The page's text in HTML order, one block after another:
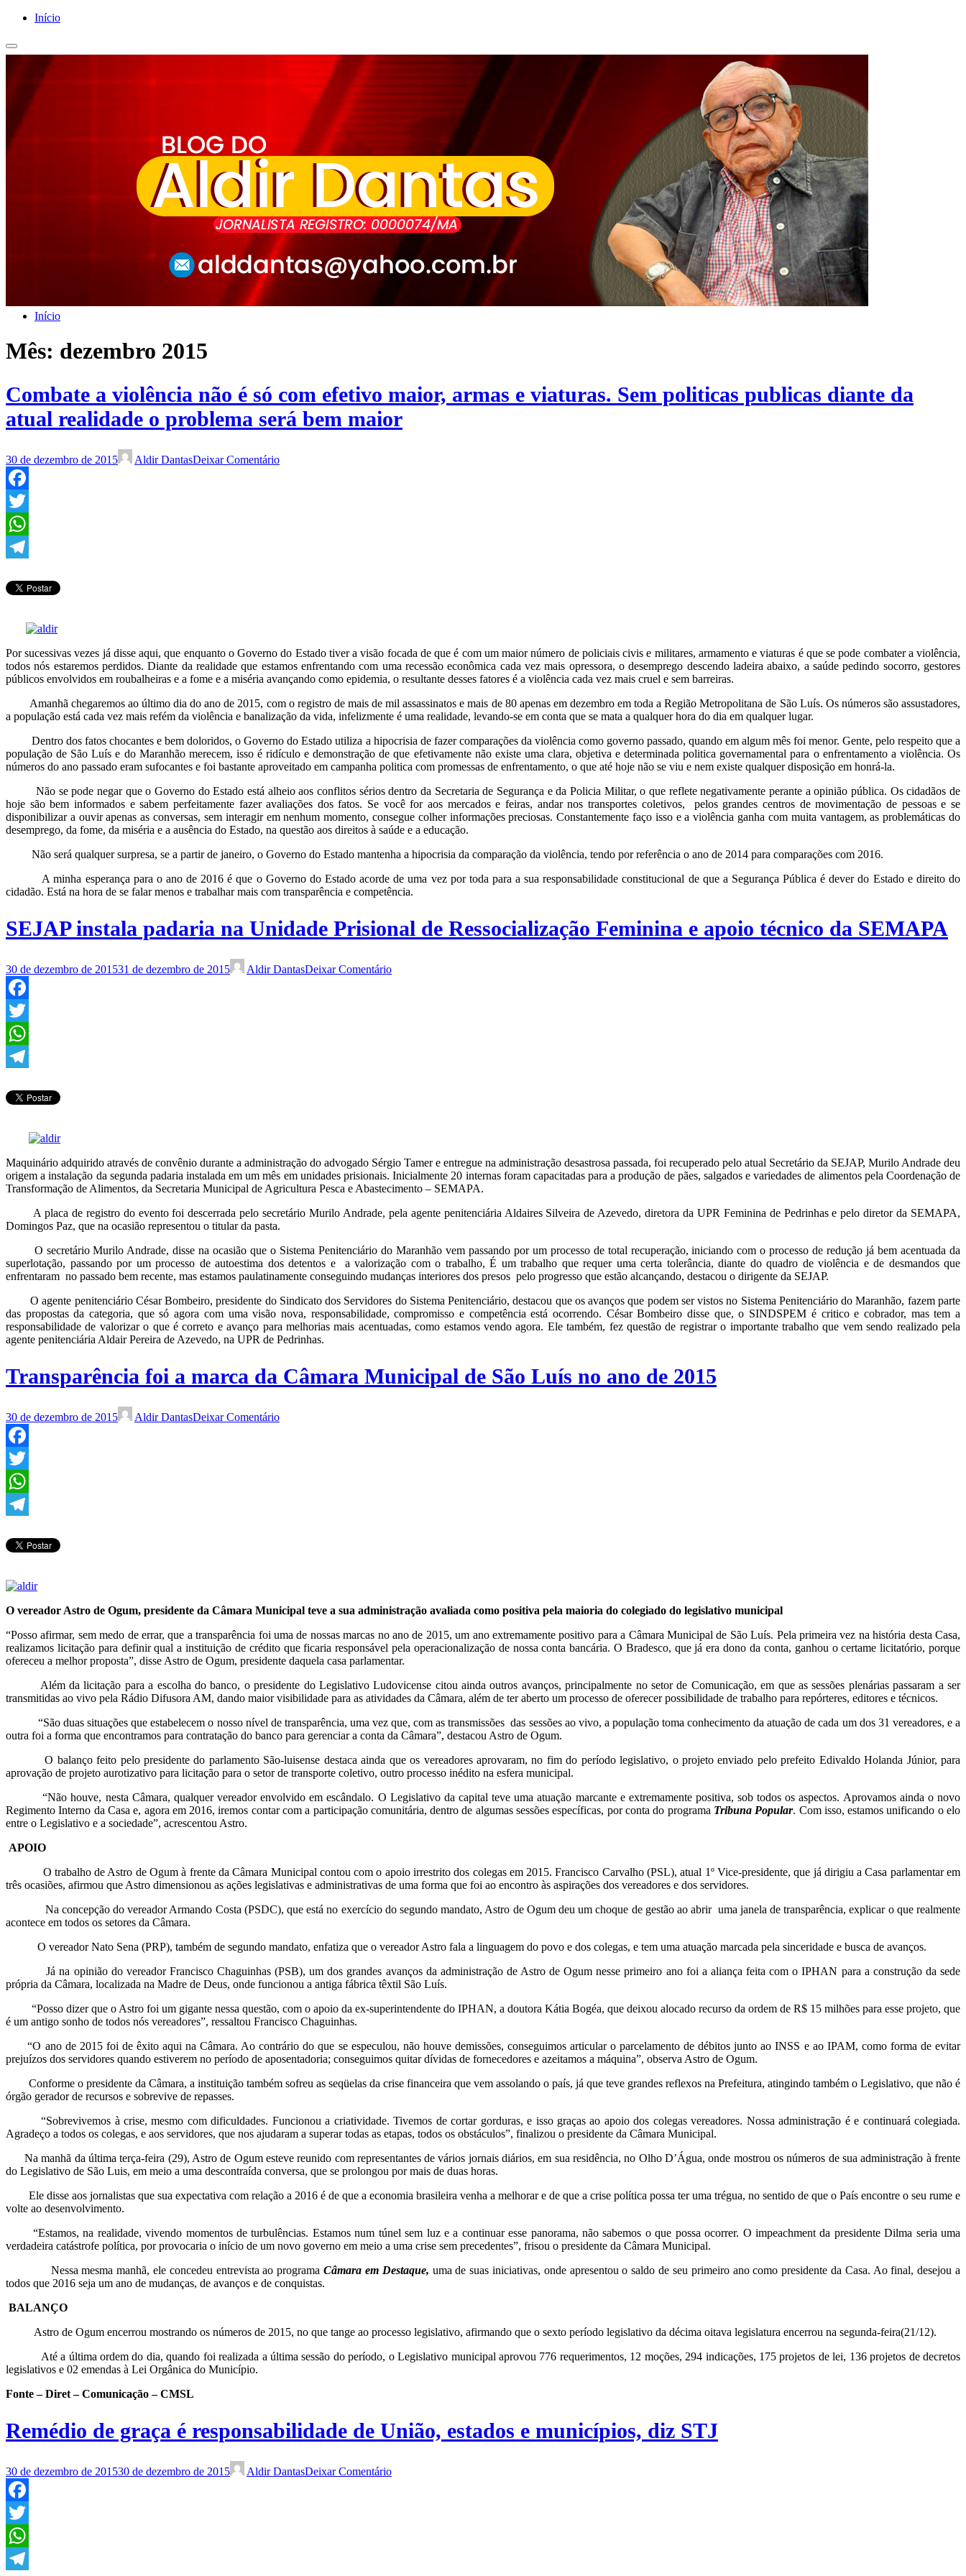
Início
Início
Mês: dezembro 2015
Combate a violência não é só com efetivo maior, armas e viaturas. Sem politicas publicas diante da
atual realidade o problema será bem maior
30 de dezembro de 2015 Aldir DantasDeixar Comentário
Facebook
Twitter
WhatsApp
Por sucessivas vezes já disse aqui, que enquanto o Governo do Estado tiver a visão focada de que é com um maior número de policiais civis e militares, armamento e viaturas é que se pode combater a violência,
todos nós estaremos perdidos. Diante da realidade que estamos enfrentando com uma recessão econômica cada vez mais opressora, o desemprego descendo ladeira abaixo, a saúde pedindo socorro, gestores
públicos envolvidos em roubalheiras e a fome e a miséria avançando como epidemia, o resultante desses fatores é a violência cada vez mais cruel e sem barreiras.
Amanhã chegaremos ao último dia do ano de 2015, com o registro de mais de mil assassinatos e mais de 80 apenas em dezembro em toda a Região Metropolitana de São Luís. Os números são assustadores,
a população está cada vez mais refém da violência e banalização da vida, infelizmente é uma realidade, levando-se em conta que se mata a qualquer hora do dia em qualquer lugar.
Dentro dos fatos chocantes e bem doloridos, o Governo do Estado utiliza a hipocrisia de fazer comparações da violência como governo passado, quando em algum mês foi menor. Gente, pelo respeito que a
população de São Luís e do Maranhão merecem, isso é ridículo e demonstração de que efetivamente não existe uma clara, objetiva e determinada politica governamental para o enfrentamento a violência. Os
números do ano passado eram sufocantes e foi bastante aproveitado em campanha politica com promessas de enfrentamento, o que até hoje não se viu e nem existe qualquer disposição em honrá-la.
Não se pode negar que o Governo do Estado está alheio aos conflitos sérios dentro da Secretaria de Segurança e da Policia Militar, o que reflete negativamente perante a opinião pública. Os cidadãos de
hoje são bem informados e sabem perfeitamente fazer avaliações dos fatos. Se você for aos mercados e feiras, andar nos transportes coletivos, pelos grandes centros de movimentação de pessoas e se
disponibilizar a ouvir apenas as conversas, sem interagir em nenhum momento, consegue colher informações preciosas. Constantemente faço isso e a violência ganha com muita vantagem, as problemáticas do
desemprego, da fome, da miséria e a ausência do Estado, na questão aos direitos à saúde e a educação.
Não será qualquer surpresa, se a partir de janeiro, o Governo do Estado mantenha a hipocrisia da comparação da violência, tendo por referência o ano de 2014 para comparações com 2016.
A minha esperança para o ano de 2016 é que o Governo do Estado acorde de uma vez por toda para a sua responsabilidade constitucional de que a Segurança Pública é dever do Estado e direito do
cidadão. Está na hora de se falar menos e trabalhar mais com transparência e competência.
SEJAP instala padaria na Unidade Prisional de Ressocialização Feminina e apoio técnico da SEMAPA
30 de dezembro de 201531 de dezembro de 2015 Aldir DantasDeixar Comentário
Facebook
Twitter
WhatsApp
Maquinário adquirido através de convênio durante a administração do advogado Sérgio Tamer e entregue na administração desastrosa passada, foi recuperado pelo atual Secretário da SEJAP, Murilo Andrade deu
origem a instalação da segunda padaria instalada em um mês em unidades prisionais. Inicialmente 20 internas foram capacitadas para a produção de pães, salgados e variedades de alimentos pela Coordenação de
Transformação de Alimentos, da Secretaria Municipal de Agricultura Pesca e Abastecimento – SEMAPA.
A placa de registro do evento foi descerrada pelo secretário Murilo Andrade, pela agente penitenciária Aldaires Silveira de Azevedo, diretora da UPR Feminina de Pedrinhas e pelo diretor da SEMAPA,
Domingos Paz, que na ocasião representou o titular da pasta.
O secretário Murilo Andrade, disse na ocasião que o Sistema Penitenciário do Maranhão vem passando por um processo de total recuperação, iniciando com o processo de redução já bem acentuada da
superlotação, passando por um processo de autoestima dos detentos e a valorização com o trabalho, É um trabalho que requer uma certa tolerância, diante do quadro de violência e de desmandos que
enfrentaram no passado bem recente, mas estamos paulatinamente conseguindo mudanças interiores dos presos pelo progresso que estão alcançando, destacou o dirigente da SEJAP.
O agente penitenciário César Bombeiro, presidente do Sindicato dos Servidores do Sistema Penitenciário, destacou que os avanços que podem ser vistos no Sistema Penitenciário do Maranhão, fazem parte
das propostas da categoria, que só agora com uma visão nova, responsabilidade, compromisso e competência está ocorrendo. César Bombeiro disse que, o SINDSPEM é critico e cobrador, mas tem a
responsabilidade de valorizar o que é correto e avanço para melhorias mais acentuadas, como estamos vendo agora. Ele também, fez questão de registrar o importante trabalho que vem sendo realizado pela
agente penitenciária Aldair Pereira de Azevedo, na UPR de Pedrinhas.
Transparência foi a marca da Câmara Municipal de São Luís no ano de 2015
30 de dezembro de 2015 Aldir DantasDeixar Comentário
Facebook
Twitter
WhatsApp
O vereador Astro de Ogum, presidente da Câmara Municipal teve a sua administração avaliada como positiva pela maioria do colegiado do legislativo municipal
“Posso afirmar, sem medo de errar, que a transparência foi uma de nossas marcas no ano de 2015, um ano extremamente positivo para a Câmara Municipal de São Luís. Pela primeira vez na história desta Casa,
realizamos licitação para definir qual a instituição de crédito que ficaria responsável pela operacionalização de nossa conta bancária. O Bradesco, que já era dono da conta, ganhou o certame licitatório, porque
ofereceu a melhor proposta”, disse Astro de Ogum, presidente daquela casa parlamentar.
Além da licitação para a escolha do banco, o presidente do Legislativo Ludovicense citou ainda outros avanços, principalmente no setor de Comunicação, em que as sessões plenárias passaram a ser
transmitidas ao vivo pela Rádio Difusora AM, dando maior visibilidade para as atividades da Câmara, além de ter aberto um processo de oferecer possibilidade de trabalho para repórteres, editores e técnicos.
“São duas situações que estabelecem o nosso nível de transparência, uma vez que, com as transmissões das sessões ao vivo, a população toma conhecimento da atuação de cada um dos 31 vereadores, e a
outra foi a forma que encontramos para contratação do banco para gerenciar a conta da Câmara”, destacou Astro de Ogum.
O balanço feito pelo presidente do parlamento São-luisense destaca ainda que os vereadores aprovaram, no fim do período legislativo, o projeto enviado pelo prefeito Edivaldo Holanda Júnior, para
aprovação de projeto aurotizativo para licitação para o setor de transporte coletivo, outro processo inédito na esfera municipal.
“Não houve, nesta Câmara, qualquer vereador envolvido em escândalo. O Legislativo da capital teve uma atuação marcante e extremamente positiva, sob todos os aspectos. Aprovamos ainda o novo
Regimento Interno da Casa e, agora em 2016, iremos contar com a participação comunitária, dentro de algumas sessões específicas, por conta do programa Tribuna Popular. Com isso, estamos unificando o elo
entre o Legislativo e a sociedade”, acrescentou Astro.
APOIO
O trabalho de Astro de Ogum à frente da Câmara Municipal contou com o apoio irrestrito dos colegas em 2015. Francisco Carvalho (PSL), atual 1º Vice-presidente, que já dirigiu a Casa parlamentar em
três ocasiões, afirmou que Astro dimensionou as ações legislativas e administrativas de uma forma que foi ao encontro às aspirações dos vereadores e dos servidores.
Na concepção do vereador Armando Costa (PSDC), que está no exercício do segundo mandato, Astro de Ogum deu um choque de gestão ao abrir uma janela de transparência, explicar o que realmente
acontece em todos os setores da Câmara.
O vereador Nato Sena (PRP), também de segundo mandato, enfatiza que o vereador Astro fala a linguagem do povo e dos colegas, e tem uma atuação marcada pela sinceridade e busca de avanços.
Já na opinião do vereador Francisco Chaguinhas (PSB), um dos grandes avanços da administração de Astro de Ogum nesse primeiro ano foi a aliança feita com o IPHAN para a construção da sede
própria da Câmara, localizada na Madre de Deus, onde funcionou a antiga fábrica têxtil São Luís.
“Posso dizer que o Astro foi um gigante nessa questão, com o apoio da ex-superintendente do IPHAN, a doutora Kátia Bogéa, que deixou alocado recurso da ordem de R$ 15 milhões para esse projeto, que
é um antigo sonho de todos nós vereadores”, ressaltou Francisco Chaguinhas.
“O ano de 2015 foi de êxito aqui na Câmara. Ao contrário do que se especulou, não houve demissões, conseguimos articular o parcelamento de débitos junto ao INSS e ao IPAM, como forma de evitar
prejuízos dos servidores quando estiverem no período de aposentadoria; conseguimos quitar dívidas de fornecedores e azeitamos a máquina”, observa Astro de Ogum.
Conforme o presidente da Câmara, a instituição também sofreu as seqüelas da crise financeira que vem assolando o país, já que teve grandes reflexos na Prefeitura, atingindo também o Legislativo, que não é
órgão gerador de recursos e sobrevive de repasses.
“Sobrevivemos à crise, mesmo com dificuldades. Funcionou a criatividade. Tivemos de cortar gorduras, e isso graças ao apoio dos colegas vereadores. Nossa administração é e continuará colegiada.
Agradeço a todos os colegas, e aos servidores, que nos ajudaram a superar todas as etapas, todos os obstáculos”, finalizou o presidente da Câmara Municipal.
Na manhã da última terça-feira (29), Astro de Ogum esteve reunido com representantes de vários jornais diários, em sua residência, no Olho D’Água, onde mostrou os números de sua administração à frente
do Legislativo de São Luis, em meio a uma descontraída conversa, que se prolongou por mais de duas horas.
Ele disse aos jornalistas que sua expectativa com relação a 2016 é de que a economia brasileira venha a melhorar e de que a crise política possa ter uma trégua, no sentido de que o País encontre o seu rume e
volte ao desenvolvimento.
“Estamos, na realidade, vivendo momentos de turbulências. Estamos num túnel sem luz e a continuar esse panorama, não sabemos o que possa ocorrer. O impeachment da presidente Dilma seria uma
verdadeira catástrofe política, por provocaria o início de um novo governo em meio a uma crise sem precedentes”, frisou o presidente da Câmara Municipal.
Nessa mesma manhã, ele concedeu entrevista ao programaCâmara em Destaque, uma de suas iniciativas, onde apresentou o saldo de seu primeiro ano como presidente da Casa. Ao final, desejou a
todos que 2016 seja um ano de mudanças, de avanços e de conquistas.
BALANÇO
Astro de Ogum encerrou mostrando os números de 2015, no que tange ao processo legislativo, afirmando que o sexto período legislativo da décima oitava legislatura encerrou na segunda-feira(21/12).
Até a última ordem do dia, quando foi realizada a última sessão do período, o Legislativo municipal aprovou 776 requerimentos, 12 moções, 294 indicações, 175 projetos de lei, 136 projetos de decretos
legislativos e 02 emendas à Lei Orgânica do Município.
Fonte – Diret – Comunicação – CMSL
Remédio de graça é responsabilidade de União, estados e municípios, diz STJ
30 de dezembro de 201530 de dezembro de 2015 Aldir DantasDeixar Comentário
Facebook
Twitter
WhatsApp